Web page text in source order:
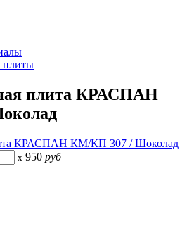
плиты
плита КРАСПАН
x 950 руб